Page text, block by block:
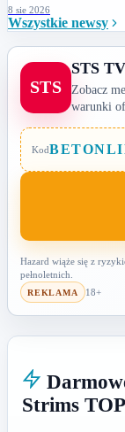
8 sie 2026
Wszystkie newsy
STS
STS
Zobacz
warunki
Kod
Hazard wiąże się z
pełnoletnich.
REKLAMA 18+
Strims TOP